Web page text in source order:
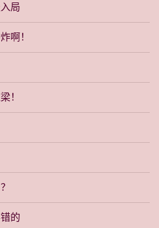
局
啊！
！
的